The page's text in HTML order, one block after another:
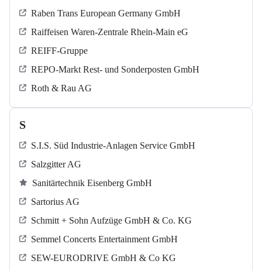
Raben Trans European Germany GmbH
Raiffeisen Waren-Zentrale Rhein-Main eG
REIFF-Gruppe
REPO-Markt Rest- und Sonderposten GmbH
Roth & Rau AG
S
S.I.S. Süd Industrie-Anlagen Service GmbH
Salzgitter AG
Sanitärtechnik Eisenberg GmbH
Sartorius AG
Schmitt + Sohn Aufzüge GmbH & Co. KG
Semmel Concerts Entertainment GmbH
SEW-EURODRIVE GmbH & Co KG